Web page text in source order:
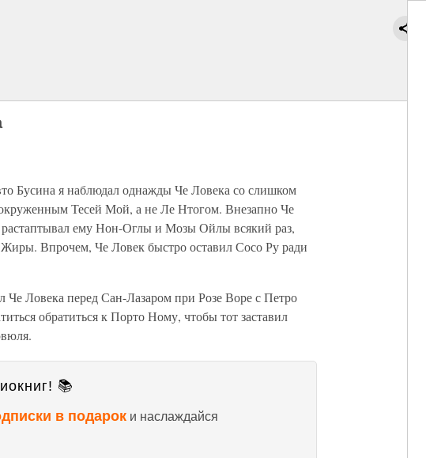
Бусина я наблюдал однажды Че Ловека со слишком
Тесей Мой, а не Ле Нтогом. Внезапно Че
ему Нон-Оглы и Мозы Ойлы всякий раз,
Впрочем, Че Ловек быстро оставил Сосо Ру ради
Ловека перед Сан-Лазаром при Розе Воре с Петро
обратиться к Порто Ному, чтобы тот заставил
📚
в подарок и наслаждайся